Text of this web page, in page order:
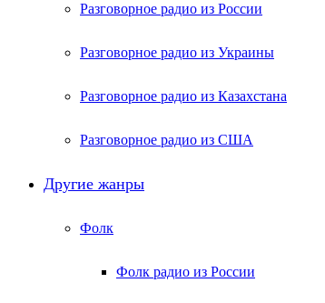
Разговорное радио из России
Разговорное радио из Украины
Разговорное радио из Казахстана
Разговорное радио из США
Другие жанры
Фолк
Фолк радио из России